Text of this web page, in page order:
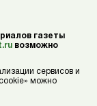
газеты
возможно
сервисов и
можно